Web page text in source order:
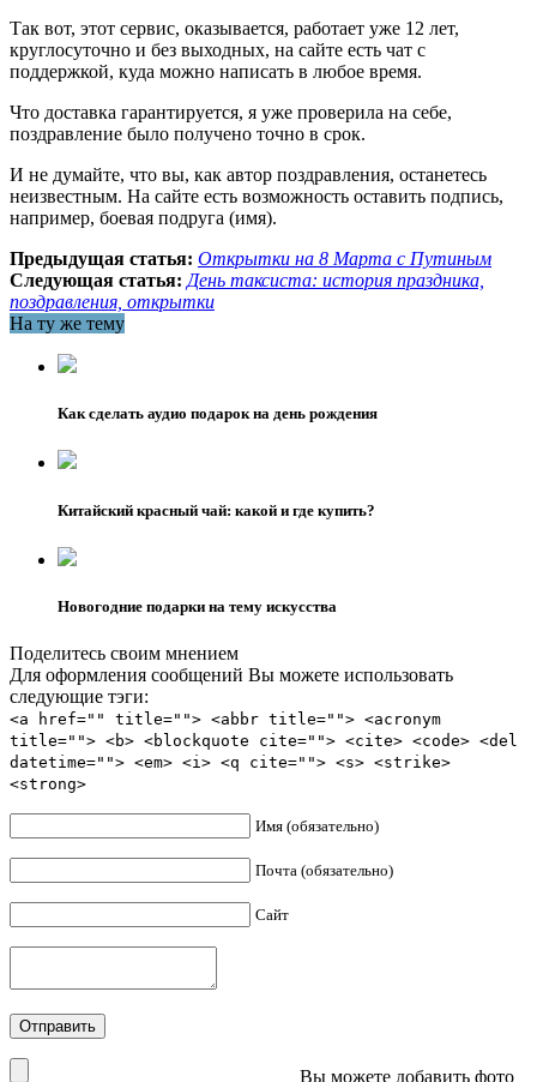
Так вот, этот сервис, оказывается, работает уже 12 лет,
круглосуточно и без выходных, на сайте есть чат с
поддержкой, куда можно написать в любое время.
Что доставка гарантируется, я уже проверила на себе,
поздравление было получено точно в срок.
И не думайте, что вы, как автор поздравления, останетесь
неизвестным. На сайте есть возможность оставить подпись,
например, боевая подруга (имя).
Предыдущая статья: Открытки на 8 Марта с Путиным
Следующая статья: День таксиста: история праздника,
поздравления, открытки
На ту же тему
Как сделать аудио подарок на день рождения
Китайский красный чай: какой и где купить?
Новогодние подарки на тему искусства
Поделитесь своим мнением
Для оформления сообщений Вы можете использовать
следующие тэги:
<a href="" title=""> <abbr title=""> <acronym
title=""> <b> <blockquote cite=""> <cite> <code> <del
datetime=""> <em> <i> <q cite=""> <s> <strike>
<strong>
Имя (обязательно)
Почта (обязательно)
Сайт
Вы можете добавить фото